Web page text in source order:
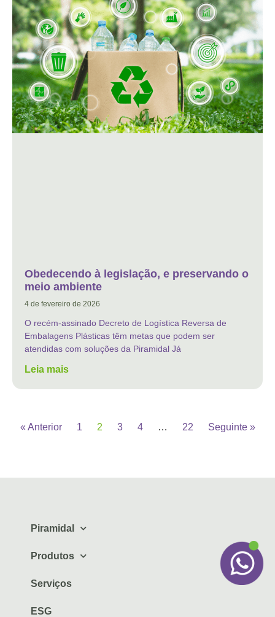
Obedecendo à legislação, e preservando o
meio ambiente
4 de fevereiro de 2026
O recém-assinado Decreto de Logística Reversa de
Embalagens Plásticas têm metas que podem ser
atendidas com soluções da Piramidal Já
Leia mais
« Anterior 1 2 3 4 … 22 Seguinte »
Piramidal
Produtos
Serviços
ESG